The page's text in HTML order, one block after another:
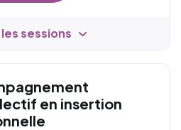
sessions
en insertion